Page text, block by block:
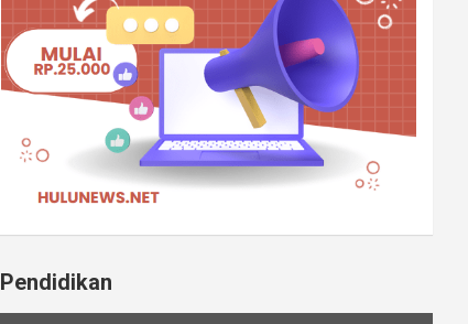
Pendidikan